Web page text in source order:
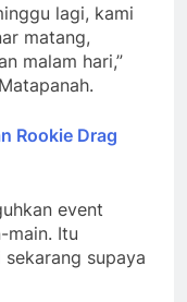
lagi, kami
matang,
malam hari,”
Rookie Drag
event
main. Itu
supaya